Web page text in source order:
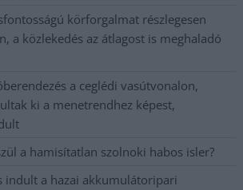
körforgalmat részlegesen
a közlekedés az átlagost is meghaladó
a ceglédi vasútvonalon,
ki a menetrendhez képest,
a hamisítatlan szolnoki habos isler?
indult a hazai akkumulátoripari